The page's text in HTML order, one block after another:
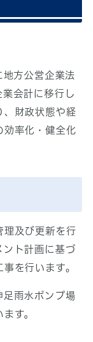
方公営企業法
会計に移行し
、財政状態や経
効率化・健全化
理及び更新を行
ント計画に基づ
を行います。
足雨水ポンプ場
す。